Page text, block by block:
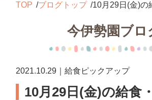
TOP ブログトップ 10月29日(金)の
今伊勢園ブロ
2021.10.29｜給食ピックアップ
10月29日(金)の給食